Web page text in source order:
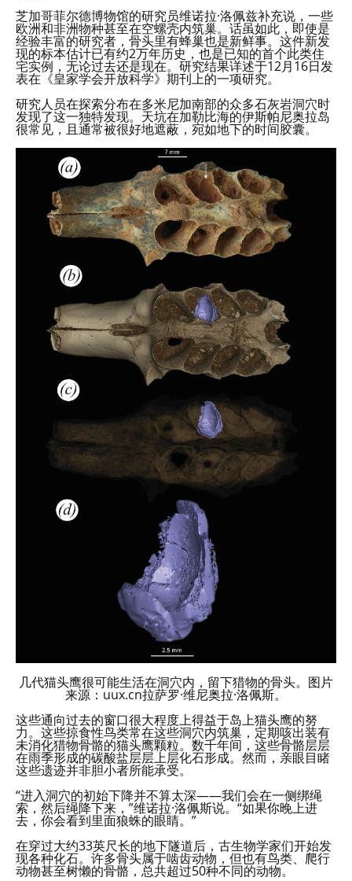
芝加哥菲尔德博物馆的研究员维诺拉·洛佩兹补充说，一些
欧洲和非洲物种甚至在空螺壳内筑巢。话虽如此，即使是
经验丰富的研究者，骨头里有蜂巢也是新鲜事。这件新发
现的标本估计已有约2万年历史，也是已知的首个此类住
宅实例，无论过去还是现在。研究结果详述于12月16日发
表在《皇家学会开放科学》期刊上的一项研究。
研究人员在探索分布在多米尼加南部的众多石灰岩洞穴时
发现了这一独特发现。天坑在加勒比海的伊斯帕尼奥拉岛
很常见，且通常被很好地遮蔽，宛如地下的时间胶囊。
几代猫头鹰很可能生活在洞穴内，留下猎物的骨头。图片
来源：uux.cn拉萨罗·维尼奥拉·洛佩斯。
这些通向过去的窗口很大程度上得益于岛上猫头鹰的努
力。这些掠食性鸟类常在这些洞穴内筑巢，定期咳出装有
未消化猎物骨骼的猫头鹰颗粒。数千年间，这些骨骼层层
在雨季形成的碳酸盐层层上层化石形成。然而，亲眼目睹
这些遗迹并非胆小者所能承受。
“进入洞穴的初始下降并不算太深——我们会在一侧绑绳
索，然后绳降下来，”维诺拉·洛佩斯说。“如果你晚上进
去，你会看到里面狼蛛的眼睛。”
在穿过大约33英尺长的地下隧道后，古生物学家们开始发
现各种化石。许多骨头属于啮齿动物，但也有鸟类、爬行
动物甚至树懒的骨骼，总共超过50种不同的动物。